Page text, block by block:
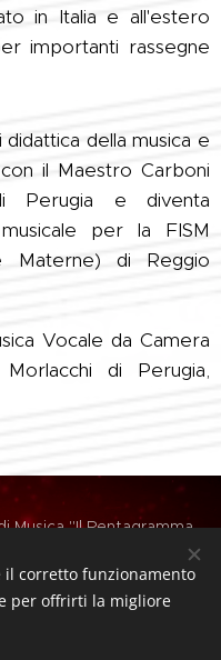
in Italia e all'estero
importanti rassegne
della musica e
il Maestro Carboni
Perugia e diventa
per la FISM
Materne) di Reggio
Vocale da Camera
di Perugia,
Musica "Il Pentagramma
- E-
075/5287617 - Cell.
il corretto funzionamento
per offrirti la migliore